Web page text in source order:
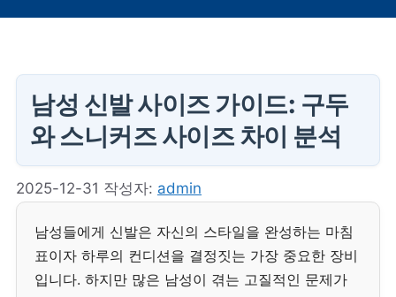
남성 신발 사이즈 가이드: 구두
와 스니커즈 사이즈 차이 분석
2025-12-31 작성자: admin
남성들에게 신발은 자신의 스타일을 완성하는 마침
표이자 하루의 컨디션을 결정짓는 가장 중요한 장비
입니다. 하지만 많은 남성이 겪는 고질적인 문제가